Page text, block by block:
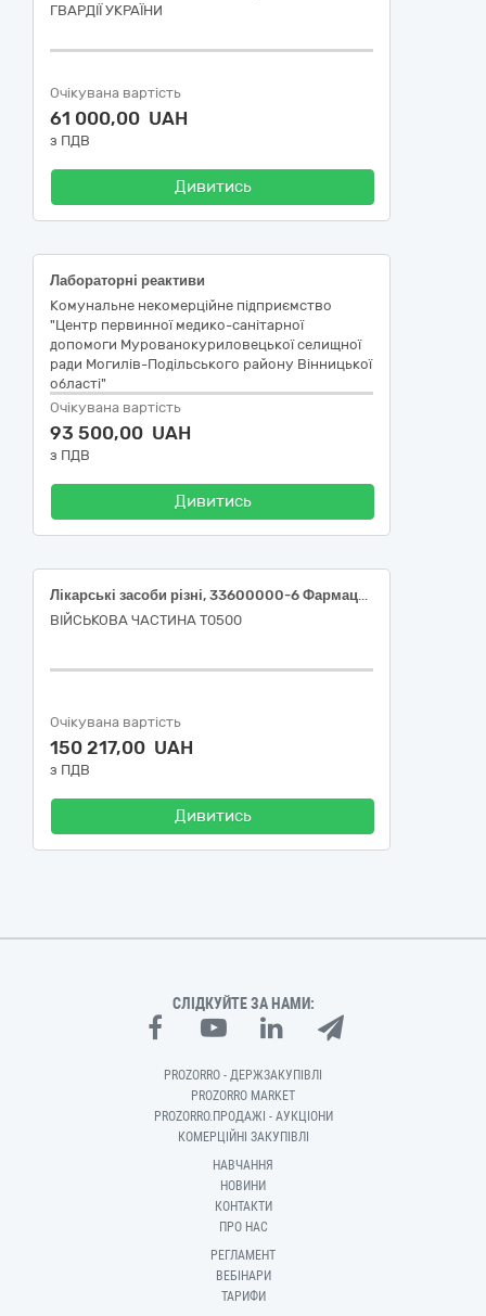
ГВАРДІЇ УКРАЇНИ
Очікувана вартість
61 000,00 UAH
з ПДВ
Дивитись
Лабораторні реактиви
Комунальне некомерційне підприємство
"Центр первинної медико-санітарної
допомоги Мурованокуриловецької селищної
ради Могилів-Подільського району Вінницької
області"
Очікувана вартість
93 500,00 UAH
з ПДВ
Дивитись
Лікарські засоби різні, 33600000-6 Фармацевтична продукція за ДК 021:2015
ВІЙСЬКОВА ЧАСТИНА Т0500
Очікувана вартість
150 217,00 UAH
з ПДВ
Дивитись
СЛІДКУЙТЕ ЗА НАМИ:
PROZORRO - ДЕРЖЗАКУПІВЛІ
PROZORRO MARKET
PROZORRO.ПРОДАЖІ - АУКЦІОНИ
КОМЕРЦІЙНІ ЗАКУПІВЛІ
НАВЧАННЯ
НОВИНИ
КОНТАКТИ
ПРО НАС
РЕГЛАМЕНТ
ВЕБІНАРИ
ТАРИФИ